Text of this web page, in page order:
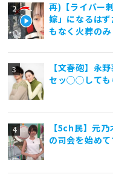
再)【ライバー
嫁」になるは
もなく火葬のみ
【文春砲】永
セッ◯◯しても
【5ch民】元
の司会を始め